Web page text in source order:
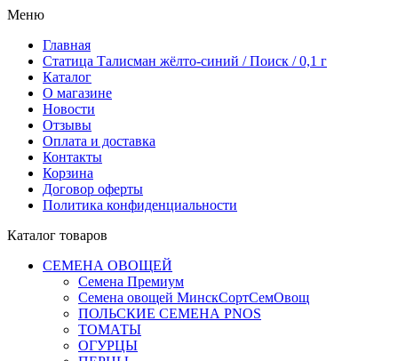
Меню
Главная
Статица Талисман жёлто-синий / Поиск / 0,1 г
Каталог
О магазине
Новости
Отзывы
Оплата и доставка
Контакты
Корзина
Договор оферты
Политика конфиденциальности
Каталог товаров
СЕМЕНА ОВОЩЕЙ
Семена Премиум
Семена овощей МинскСортСемОвощ
ПОЛЬСКИЕ СЕМЕНА PNOS
ТОМАТЫ
ОГУРЦЫ